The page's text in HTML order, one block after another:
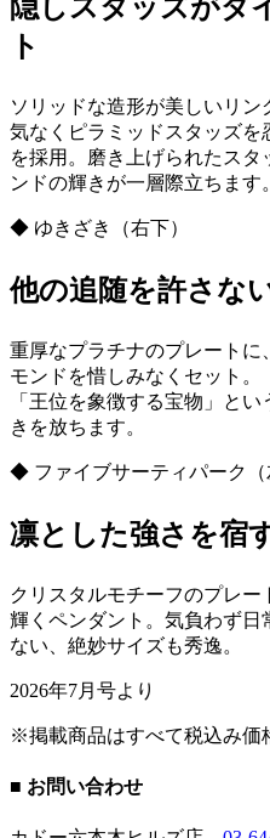
隠しスタッズがダ
ト
ソリッドな造形が美しいリン
気なくピラミッドスタッズ
を採用。磨き上げられたス
ンドの輝きが一層際立ちます。
◆ ゆきざき（右下）
他の追随を許さな
重厚なプラチナのプレート
モンドを惜しみなくセット。
「王位を象徴する宝物」と
きを放ちます。
◆ ファイブサーティパーク
凛とした強さを宿
クリスタルモチーフのプレ
輝くペンダント。気負わず
ない、絶妙サイズも秀逸。
2026年7月号より
※掲載商品はすべて税込み価
■ お問い合わせ